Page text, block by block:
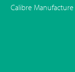
Calibre